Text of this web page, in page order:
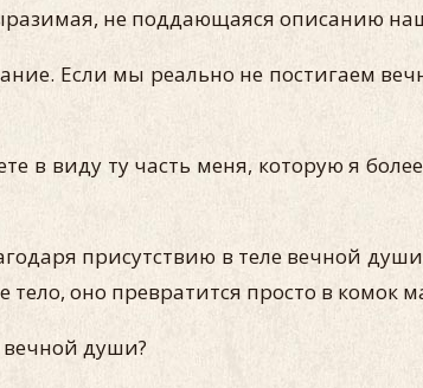
не поддающаяся описанию
Если мы реально не постигаем
в виду ту часть меня, которую я
присутствию в теле вечной
оно превратится просто в комок
вечной души?